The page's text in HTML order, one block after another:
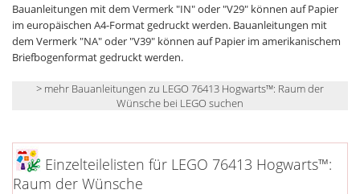
Bauanleitungen mit dem Vermerk "IN" oder "V29" können auf Papier
im europäischen A4-Format gedruckt werden. Bauanleitungen mit
dem Vermerk "NA" oder "V39" können auf Papier im amerikanischem
Briefbogenformat gedruckt werden.
> mehr Bauanleitungen zu LEGO 76413 Hogwarts™: Raum der
Wünsche bei LEGO suchen
Einzelteilelisten für LEGO 76413 Hogwarts™:
Raum der Wünsche